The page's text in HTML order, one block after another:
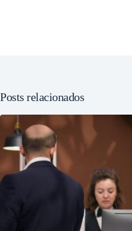
Posts relacionados